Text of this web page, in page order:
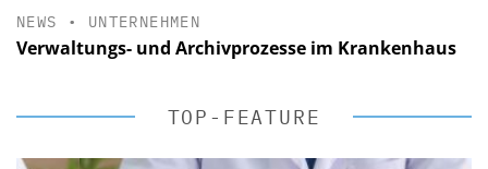
NEWS • UNTERNEHMEN
Verwaltungs- und Archivprozesse im Krankenhaus
TOP-FEATURE